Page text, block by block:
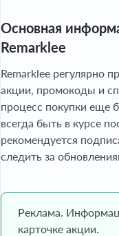
Основная
Remarklee
Remarklee регулярно
акции, промокоды и
процесс покупки еще
всегда быть в курсе
рекомендуется
следить за
Реклама.
карточке акции.